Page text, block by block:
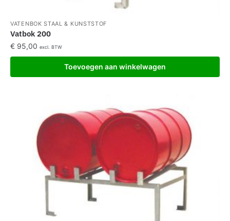
VATENBOK STAAL & KUNSTSTOF
Vatbok 200
€ 95,00 excl. BTW
Toevoegen aan winkelwagen